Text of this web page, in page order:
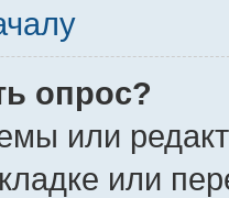
опрос?
или
или